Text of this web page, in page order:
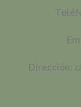
Dirección: